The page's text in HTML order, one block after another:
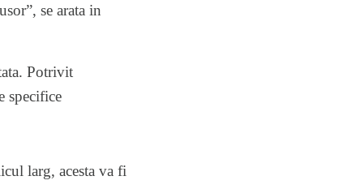
se arata in
Potrivit
specifice
larg, acesta va fi